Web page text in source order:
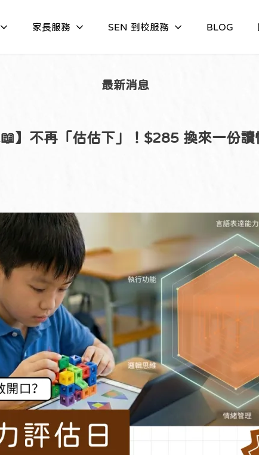
家長服務 SEN 到校服務 BLOG
最新消息
】不再「估估下」！$285 換來一份